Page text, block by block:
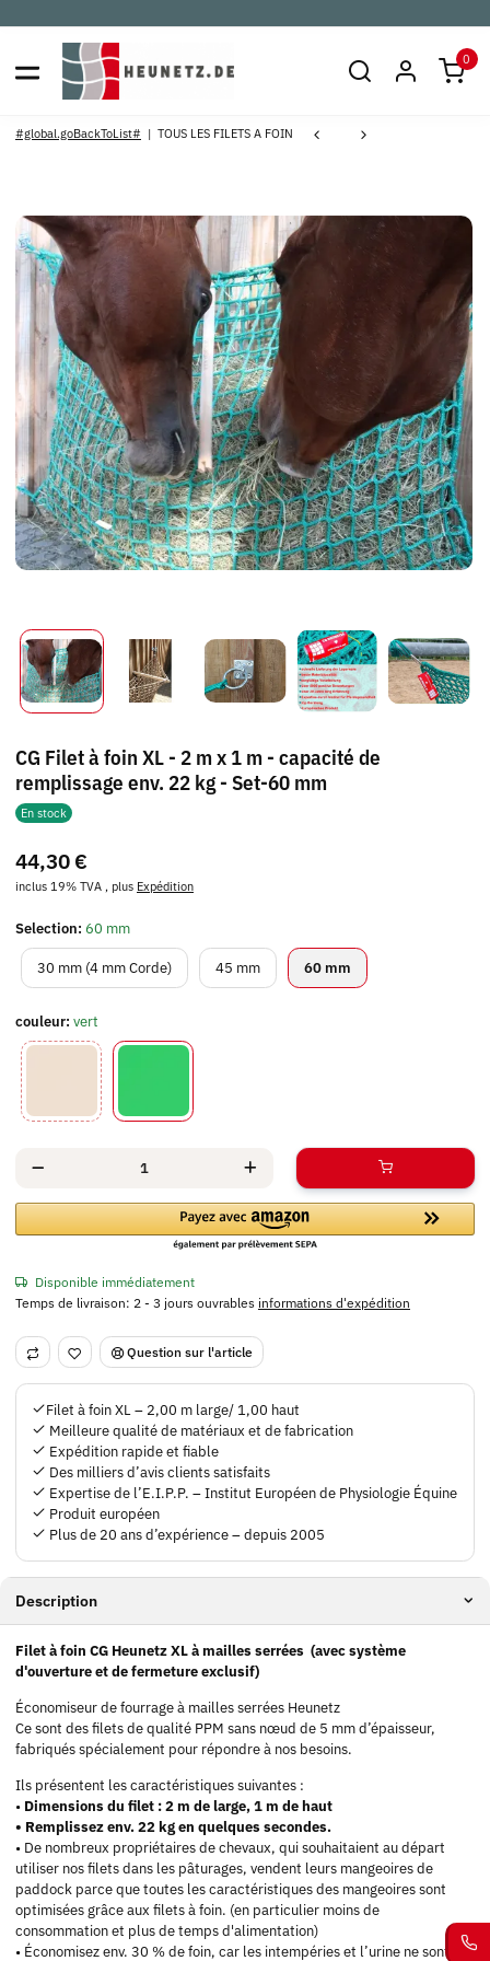
0
#global.goBackToList# TOUS LES FILETS A FOIN
CG Filet à foin XL - 2 m x 1 m - capacité de
remplissage env. 22 kg - Set-60 mm
En stock
44,30 €
inclus 19% TVA , plus Expédition
Selection: 60 mm
30 mm (4 mm Corde)30 mm (4 mm Corde)
45 mm45 mm 60 mm
couleur: vert
Disponible immédiatement
Temps de livraison: 2 - 3 jours ouvrables informations d'expédition
Question sur l'article
Filet à foin XL – 2,00 m large/ 1,00 haut
Meilleure qualité de matériaux et de fabrication
Expédition rapide et fiable
Des milliers d’avis clients satisfaits
Expertise de l’E.I.P.P. – Institut Européen de Physiologie Équine
Produit européen
Plus de 20 ans d’expérience – depuis 2005
Description
Filet à foin CG Heunetz XL à mailles serrées (avec système
d'ouverture et de fermeture exclusif)
Économiseur de fourrage à mailles serrées Heunetz
Ce sont des filets de qualité PPM sans nœud de 5 mm d’épaisseur,
fabriqués spécialement pour répondre à nos besoins.
Ils présentent les caractéristiques suivantes :
• Dimensions du filet : 2 m de large, 1 m de haut
• Remplissez env. 22 kg en quelques secondes.
• De nombreux propriétaires de chevaux, qui souhaitaient au départ
utiliser nos filets dans les pâturages, vendent leurs mangeoires de
paddock parce que toutes les caractéristiques des mangeoires sont
optimisées grâce aux filets à foin. (en particulier moins de
consommation et plus de temps d'alimentation)
• Économisez env. 30 % de foin, car les intempéries et l’urine ne sont